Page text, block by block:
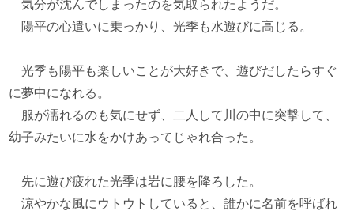
気分が沈んでしまったのを気取られたようだ。
陽平の心遣いに乗っかり、光季も水遊びに高じる。
光季も陽平も楽しいことが大好きで、遊びだしたらすぐ
に夢中になれる。
服が濡れるのも気にせず、二人して川の中に突撃して、
幼子みたいに水をかけあってじゃれ合った。
先に遊び疲れた光季は岩に腰を降ろした。
涼やかな風にウトウトしていると、誰かに名前を呼ばれ